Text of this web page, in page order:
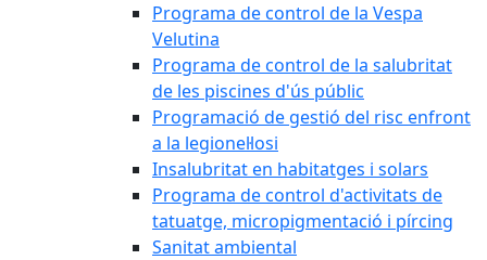
Programa de control de la Vespa
Velutina
Programa de control de la salubritat
de les piscines d'ús públic
Programació de gestió del risc enfront
a la legionel·losi
Insalubritat en habitatges i solars
Programa de control d'activitats de
tatuatge, micropigmentació i pírcing
Sanitat ambiental